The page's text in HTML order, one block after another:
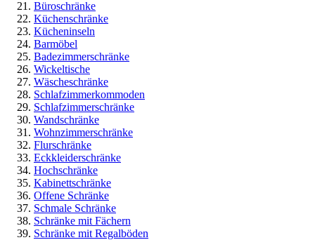
Büroschränke
Küchenschränke
Kücheninseln
Barmöbel
Badezimmerschränke
Wickeltische
Wäscheschränke
Schlafzimmerkommoden
Schlafzimmerschränke
Wandschränke
Wohnzimmerschränke
Flurschränke
Eckkleiderschränke
Hochschränke
Kabinettschränke
Offene Schränke
Schmale Schränke
Schränke mit Fächern
Schränke mit Regalböden